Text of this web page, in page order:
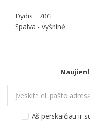
Dydis - 70G
Spalva - vyšninė
Aš perskaičiau ir